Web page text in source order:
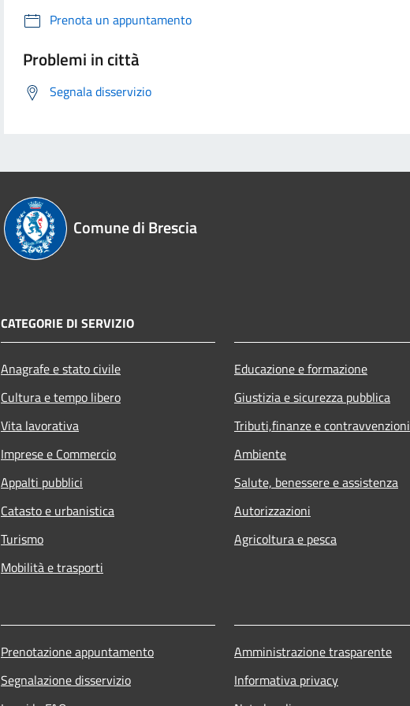
Prenota un appuntamento
Problemi in città
Segnala disservizio
Comune di Brescia
CATEGORIE DI SERVIZIO
Anagrafe e stato civile
Cultura e tempo libero
Vita lavorativa
Imprese e Commercio
Appalti pubblici
Catasto e urbanistica
Turismo
Mobilità e trasporti
Educazione e formazione
Giustizia e sicurezza pubblica
Tributi,finanze e contravvenzioni
Ambiente
Salute, benessere e assistenza
Autorizzazioni
Agricoltura e pesca
Prenotazione appuntamento
Segnalazione disservizio
Amministrazione trasparente
Informativa privacy